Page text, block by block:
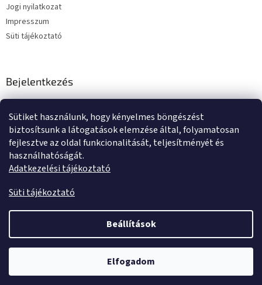
Sütiket használunk, hogy kényelmes böngészést
biztosítsunk a látogatások elemzése által, folyamatosan
fejlesztve az oldal funkcionalitását, teljesítményét és
használhatóságát.
Adatkezelési tájékoztató
Süti tájékoztató
Beállítások
Elfogadom
Jogi nyilatkozat
Impresszum
Süti tájékoztató
Bejelentkezés
E-mail
Jelszó
BEJELENTKEZÉS
Új regisztrációElfelejtett jelszó
Shoptet készítette
Tente kerekek és görgők